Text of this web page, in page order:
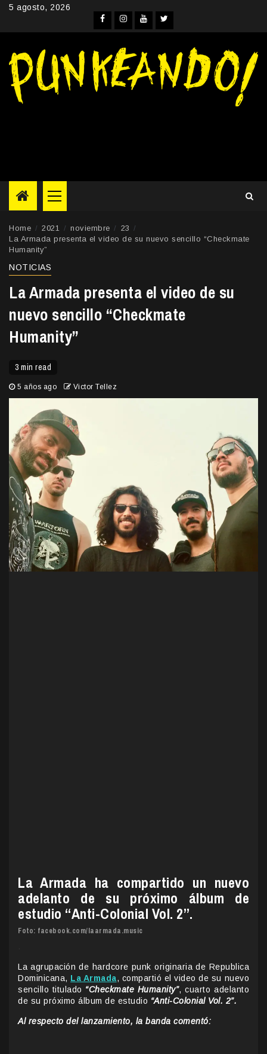
Skip5 agosto, 2026
Facebook
Instagram
YouTube
Twitter
Primary
Menu
Home 2021 noviembre
23
La Armada presenta el video de su nuevo sencillo “Checkmate
Humanity”
NOTICIAS
La Armada presenta el video de su
nuevo sencillo “Checkmate
Humanity”
3 min read
5 años ago Victor Tellez
La Armada ha compartido un nuevo
adelanto de su próximo álbum de
estudio “Anti-Colonial Vol. 2”.
Foto: facebook.com/laarmada.music
La agrupación de hardcore punk originaria de Republica
Dominicana, La Armada, compartió el video de su nuevo
sencillo titulado “Checkmate Humanity”, cuarto adelanto
de su próximo álbum de estudio “Anti-Colonial Vol. 2”.
Al respecto del lanzamiento, la banda comentó: